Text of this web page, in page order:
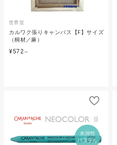
世界堂
カルワク張りキャンバス【F】サイズ
（桐材／麻）
¥572 ～